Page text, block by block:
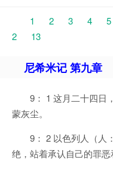
1 2 3 4 5
2
13
尼希米记 第九章
9： 1 这月二十四日
蒙灰尘。
9： 2 以色列人（人
绝，站着承认自己的罪恶